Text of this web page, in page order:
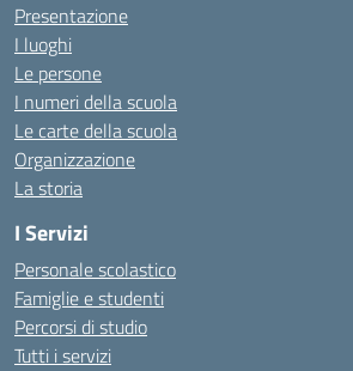
Presentazione
I luoghi
Le persone
I numeri della scuola
Le carte della scuola
Organizzazione
La storia
I Servizi
Personale scolastico
Famiglie e studenti
Percorsi di studio
Tutti i servizi